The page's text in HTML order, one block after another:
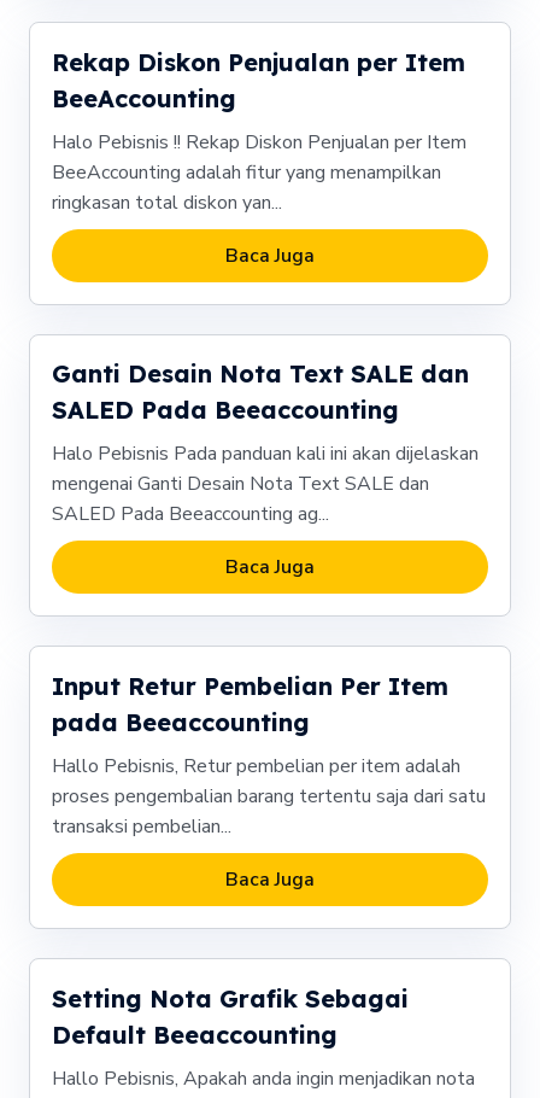
Rekap Diskon Penjualan per Item
BeeAccounting
Halo Pebisnis !! Rekap Diskon Penjualan per Item
BeeAccounting adalah fitur yang menampilkan
ringkasan total diskon yan...
Baca Juga
Ganti Desain Nota Text SALE dan
SALED Pada Beeaccounting
Halo Pebisnis Pada panduan kali ini akan dijelaskan
mengenai Ganti Desain Nota Text SALE dan
SALED Pada Beeaccounting ag...
Baca Juga
Input Retur Pembelian Per Item
pada Beeaccounting
Hallo Pebisnis, Retur pembelian per item adalah
proses pengembalian barang tertentu saja dari satu
transaksi pembelian...
Baca Juga
Setting Nota Grafik Sebagai
Default Beeaccounting
Hallo Pebisnis, Apakah anda ingin menjadikan nota